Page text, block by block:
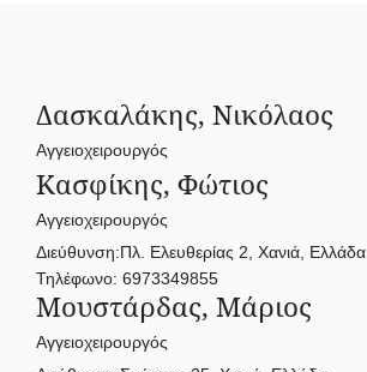
Δασκαλάκης, Νικόλαος
Αγγειοχειρουργός
Κασφίκης, Φώτιος
Αγγειοχειρουργός
Διεύθυνση:Πλ. Ελευθερίας 2, Χανιά, Ελλάδα
Τηλέφωνο: 6973349855
Μουστάρδας, Μάριος
Αγγειοχειρουργός